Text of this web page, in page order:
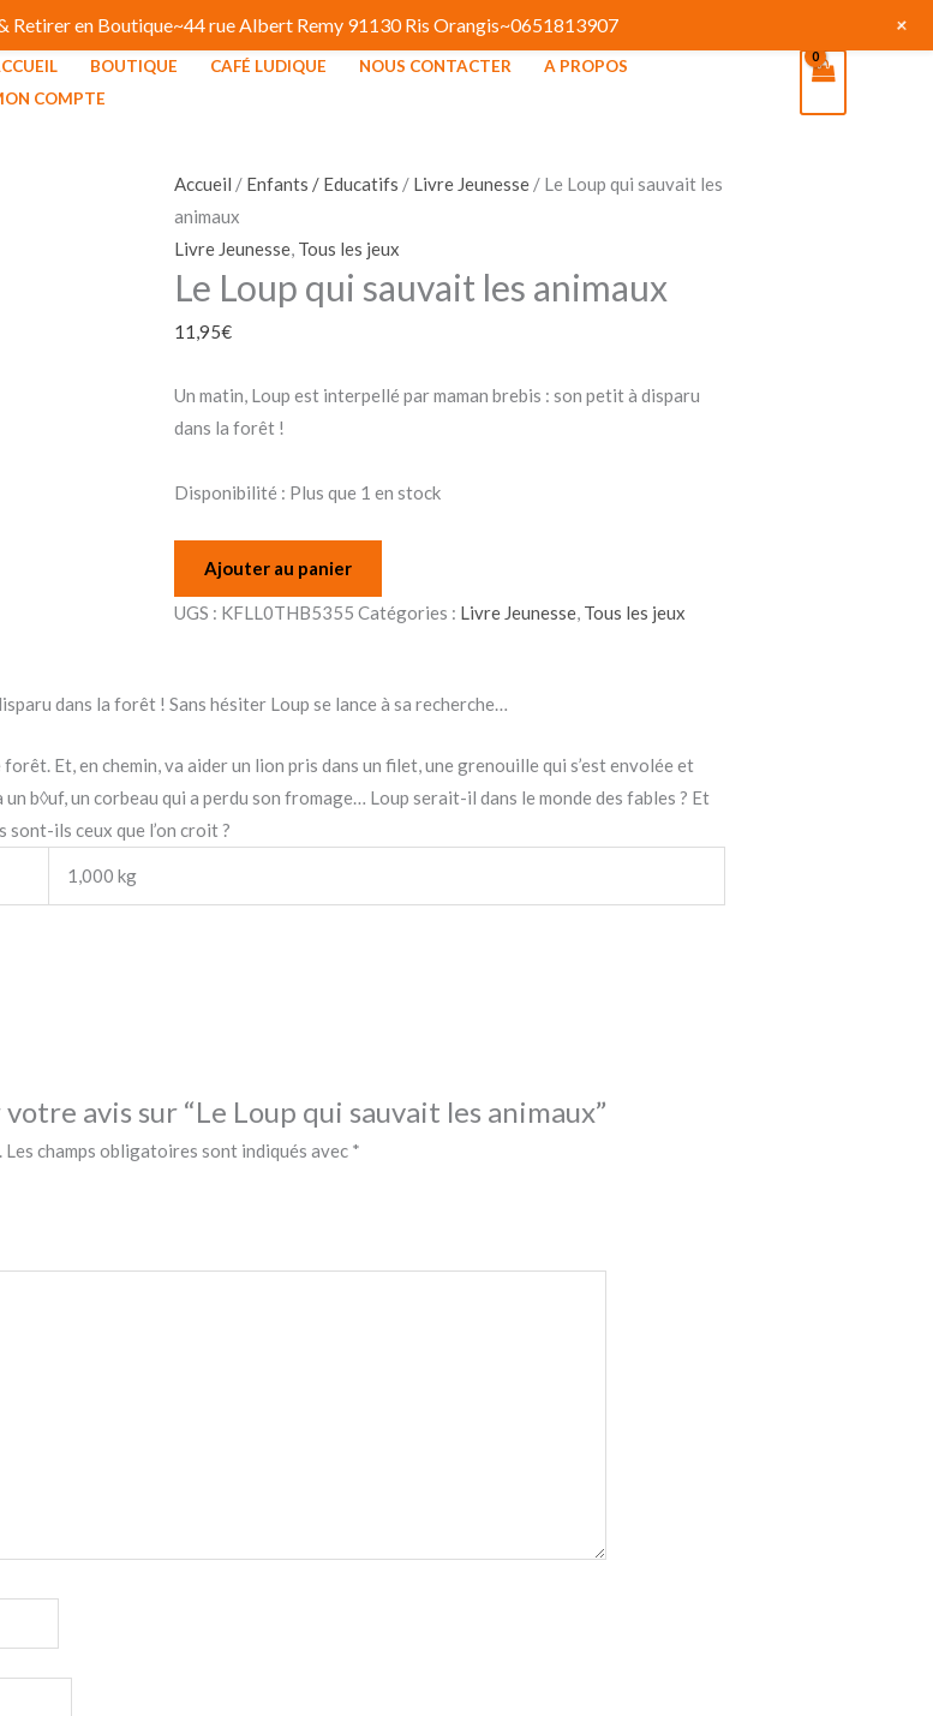
BOUTIQUE CAFÉ LUDIQUE NOUS CONTACTER
A PROPOS
COMPTE
Accueil / Enfants / Educatifs / Livre Jeunesse / Le Loup qui sauvait les
animaux
Livre Jeunesse, Tous les jeux
Le Loup qui sauvait les animaux
11,95€
Un matin, Loup est interpellé par maman brebis : son petit à disparu
dans la forêt !
Disponibilité : Plus que 1 en stock
Loup
qui
sauvait
les
Ajouter au panier
UGS : KFLL0THB5355 Catégories : Livre Jeunesse, Tous les jeux
dans la forêt ! Sans hésiter Loup se lance à sa recherche…
Et, en chemin, va aider un lion pris dans un filet, une grenouille qui s’est envolée et
b◊uf, un corbeau qui a perdu son fromage… Loup serait-il dans le monde des fables ? Et
sont-ils ceux que l’on croit ?
1,000 kg
avis sur “Le Loup qui sauvait les animaux”
Les champs obligatoires sont indiqués avec *
Retirer en Boutique~44 rue Albert Remy 91130 Ris Orangis~0651813907 +